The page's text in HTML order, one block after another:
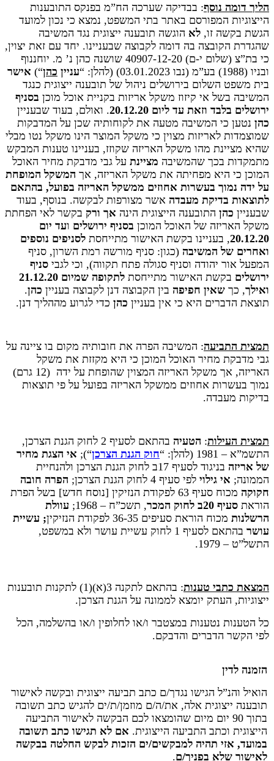
הליך דומה נוסף: בבדיקה שערכה הח”מ בפנקס התובענות
הייצוגיות המפורסם באתר בתי המשפט, נמצא כי נכון למועד
הגשת בקשה זו, לא הוגשה תובענה ייצוגית נגד המשיבה
שהגדרת הקובצה בה דומה לקבוצה שבעניינו. יחד עם זאת יצוין,
כי בת”צ (שלום י-ם) 40907-12-20 שושנה כהן נ’ מ. יוחננוף
ובניו (1988) בע”מ (נבו 03.01.2023)‏‏ (להלן: “
עניין כהן“) אישר
בית משפט השלום בירושלים ניהול של תובענה ייצוגית כנגד
המשיבה בשל אי קיזוז משקל אריזות בקניית אוכל מוכן בסניף
ירושלים בלבד וזאת עד ליום 20.12.20
. ואולם, בעוד שבעניין
כהן נטען כי המשיבה מטעה את לקוחותיה שכן על המדבקות
שמוצמדות לאריזות מצוין כי משקל המוצר הינו משקל נטו מבלי
שהיא מציינת מהו משקל האריזה שקוזז, בעניינו טענות המבקש
מתמקדות בכך שהמשיבה מציינת על גבי מדבקת מחיר האוכל
המוכן כי היא מפחיתה את משקל האריזה, אך המשקל המופחת
על ידה נמוך בעשרות אחוזים ממשקל האריזה בפועל, בהתאם
לתוצאות בדיקת מעבדה אשר מצורפות לבקשה. בנוסף, בעוד
שבעניין כהן התובענה הייצוגית הינה אך ורק בקשר לאי הפחתת
משקל האריזה של האוכל המוכן בסניף ירושלים ועד יום
20.12.20, בעניינו בקשת האישור מתייחסת לסניפים נוספים
ואחרים של המשיבה (כגון: סניף מורשה רמת השרון, סניף
המפעל אור יהודה וסניף סגולה פתח תקווה), וכי לגבי סניף
ירושלים בקשת האישור מתייחסת לתקופה שמיום 21.12.20
ואילך, כך שאין חפיפה בין הקבוצה דנן לקבוצה בעניין כהן.
תוצאת הדברים היא כי אין בעניין כהן כדי לגרוע מההליך דנן.
תמצית התביעה: המשיבה הפרה את חובותיה מקום בו ציינה על
גבי מדבקת מחיר האוכל המוכן כי היא מקזזת את משקל
האריזה, אך משקל האריזה המצוין שהופחת על ידה (12 גרם)
נמוך בעשרות אחוזים ממשקל האריזה בפועל על פי תוצאות
בדיקות מעבדה.
תמצית העילות: הטעיה
בהתאם לסעיף 2 לחוק הגנת הצרכן,
התשמ”א – 1981 (להלן: “
חוק הגנת הצרכן“); אי הצגת מחיר
של אריזה
בניגוד לסעיף 17ב לחוק הגנת הצרכן ולהנחיית
הממונה; אי גילוי לפי סעיף 4 לחוק הגנת הצרכן;
הפרה חובה
חקוקה
מכוח סעיף 63 לפקודת הנזיקין [נוסח חדש] בשל הפרת
הוראת סעיף 20ב לחוק המכר , תשכ”ח – 1968;
עוולת
הרשלנות מכוח הוראת סעיפים 36-35 לפקודת הנזיקין
; עשיית
עושר
בהתאם לסעיף 1 לחוק עשיית עושר ולא במשפט,
התשל”ט – 1979.
המצאת כתבי טענות
: בהתאם לתקנה 3(א)(1) לתקנות תובענות
ייצוגיות, העתק יומצא לממונה על הגנת הצרכן.
כל הטענות נטענות במצטבר ו/או לחלופין ו/או בהשלמה, הכל
לפי הקשר הדברים והדבקם.
הזמנה לדין
הואיל והנ”ל הגישו נגדך/ם כתב תביעה ייצוגית ובקשה לאישור
תובענה ייצוגית אלה, את/ה/ם מוזמן/ת/ים להגיש כתב תשובה
בתוך 90 יום מיום שהומצאו לכם הבקשה לאישור התביעה
הייצוגית וכתב התביעה הייצוגית. אם לא תגישו כתב תשובה
במועד, אזי תהיה למבקשים/ים הזכות לבקש החלטה בבקשה
לאישור שלא בפניך/ם.